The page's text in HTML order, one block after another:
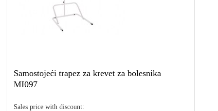
Samostojeći trapez za krevet za bolesnika
MI097
Sales price with discount: